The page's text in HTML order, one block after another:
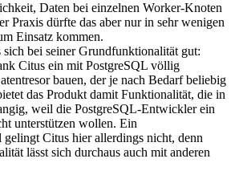
Daten bei einzelnen Worker-Knoten
Praxis dürfte das aber nur in sehr wenigen
Einsatz kommen.
sich bei seiner Grundfunktionalität gut:
Citus ein mit PostgreSQL völlig
bauen, der je nach Bedarf beliebig
das Produkt damit Funktionalität, die in
weil die PostgreSQL-Entwickler ein
unterstützen wollen. Ein
Citus hier allerdings nicht, denn
lässt sich durchaus auch mit anderen